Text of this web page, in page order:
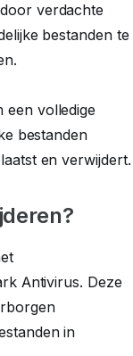
verdachte
bestanden te
volledige
bestanden
en verwijdert.
Antivirus. Deze
in